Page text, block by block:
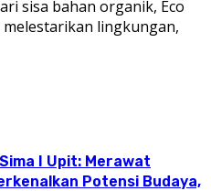
sisa bahan organik, Eco
melestarikan lingkungan,
I Upit: Merawat
Potensi Budaya,